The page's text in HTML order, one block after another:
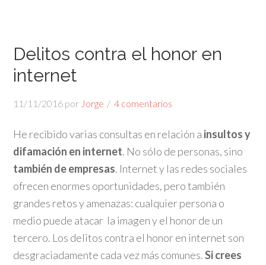
Delitos contra el honor en
internet
11/11/2016 por Jorge 4 comentarios
He recibido varias consultas en relación a insultos y
difamación en internet. No sólo de personas, sino
también de empresas. Internet y las redes sociales
ofrecen enormes oportunidades, pero también
grandes retos y amenazas: cualquier persona o
medio puede atacar la imagen y el honor de un
tercero. Los delitos contra el honor en internet son
desgraciadamente cada vez más comunes.Si crees